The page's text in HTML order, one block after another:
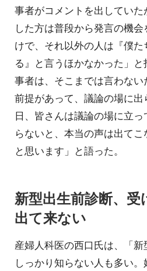
事者がコメントを出してい
した方は普段から発言の機
けで、それ以外の人は『僕
る』と言うほかなかった」
事者は、そこまでは言わな
前提があって、議論の場に
日、皆さんは議論の場に立っ
らないと、本当の声は出て
と思います」と語った。
新型出生前診断、
出て来ない
産婦人科医の西口氏は、「
しっかり知らない人も多い